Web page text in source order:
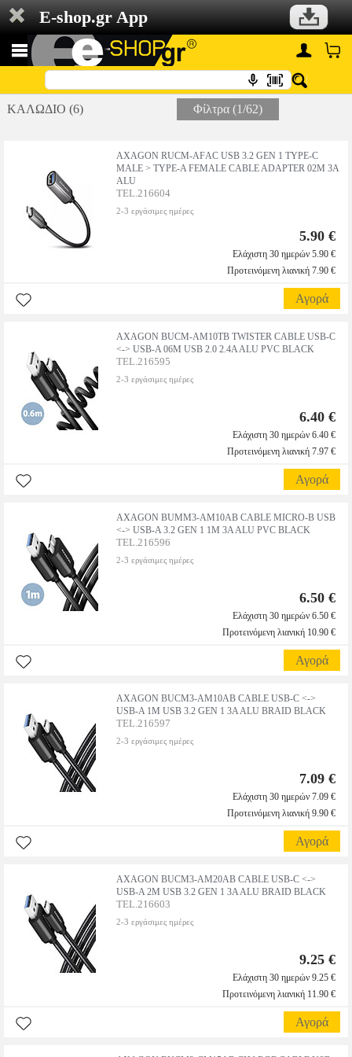
E-shop.gr App
ΚΑΛΩΔΙΟ (6) Φίλτρα (1/62)
AXAGON RUCΜ-ΑFΑC USΒ 3.2 GΕΝ 1 ΤΥΡΕ-C
ΜΑLΕ > ΤΥΡΕ-Α FΕΜΑLΕ CΑΒLΕ ΑDΑΡΤΕR 02Μ 3Α
ΑLU
TEL.216604
2-3 εργάσιμες ημέρες
5.90 €
Ελάχιστη 30 ημερών 5.90 €
Προτεινόμενη λιανική 7.90 €
Αγορά
AXAGON ΒUCΜ-ΑΜ10ΤΒ ΤWΙSΤΕR CΑΒLΕ USΒ-C
<-> USΒ-Α 06Μ USΒ 2.0 2.4Α ΑLU ΡVC ΒLΑCΚ
TEL.216595
2-3 εργάσιμες ημέρες
6.40 €
Ελάχιστη 30 ημερών 6.40 €
Προτεινόμενη λιανική 7.97 €
Αγορά
AXAGON ΒUΜΜ3-ΑΜ10ΑΒ CΑΒLΕ ΜΙCRΟ-Β USΒ
<-> USΒ-Α 3.2 GΕΝ 1 1Μ 3Α ΑLU ΡVC ΒLΑCΚ
TEL.216596
2-3 εργάσιμες ημέρες
6.50 €
Ελάχιστη 30 ημερών 6.50 €
Προτεινόμενη λιανική 10.90 €
Αγορά
AXAGON ΒUCΜ3-ΑΜ10ΑΒ CΑΒLΕ USΒ-C <->
USΒ-Α 1Μ USΒ 3.2 GΕΝ 1 3Α ΑLU ΒRΑΙD ΒLΑCΚ
TEL.216597
2-3 εργάσιμες ημέρες
7.09 €
Ελάχιστη 30 ημερών 7.09 €
Προτεινόμενη λιανική 9.90 €
Αγορά
AXAGON ΒUCΜ3-ΑΜ20ΑΒ CΑΒLΕ USΒ-C <->
USΒ-Α 2Μ USΒ 3.2 GΕΝ 1 3Α ΑLU ΒRΑΙD ΒLΑCΚ
TEL.216603
2-3 εργάσιμες ημέρες
9.25 €
Ελάχιστη 30 ημερών 9.25 €
Προτεινόμενη λιανική 11.90 €
Αγορά